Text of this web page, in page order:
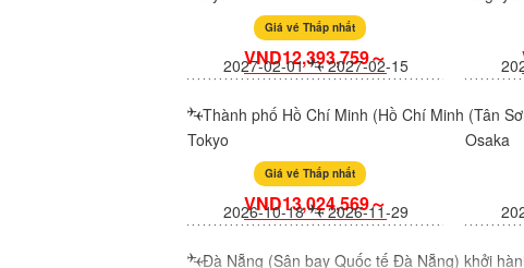
Giá vé Thấp nhất
VND12,393,759～
2027-02-01 2027-02-15
Thành phố Hồ Chí Minh (Hồ Chí Minh (Tân
Tokyo
Giá vé Thấp nhất
VND13,024,569～
2026-10-18 2026-11-29
Osaka
Đà Nẵng (Sân bay Quốc tế Đà Nẵng) khởi